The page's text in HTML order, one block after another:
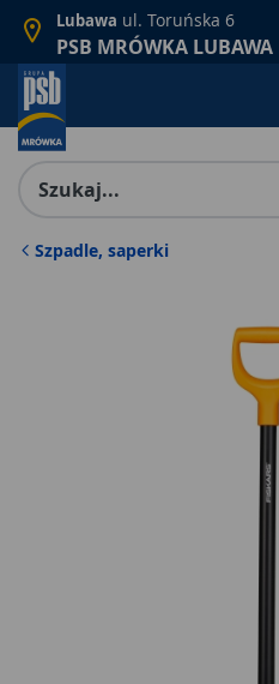
Lubawa ul. Toruńska 6
PSB MRÓWKA LUBAWA
Szpadle, saperki